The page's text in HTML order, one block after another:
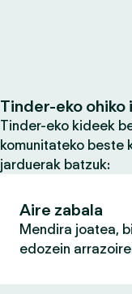
Tinder-eko ohiko
Tinder-eko kideek
komunitateko beste
jarduerak batzuk:
Aire zabala
Mendira joatea,
edozein